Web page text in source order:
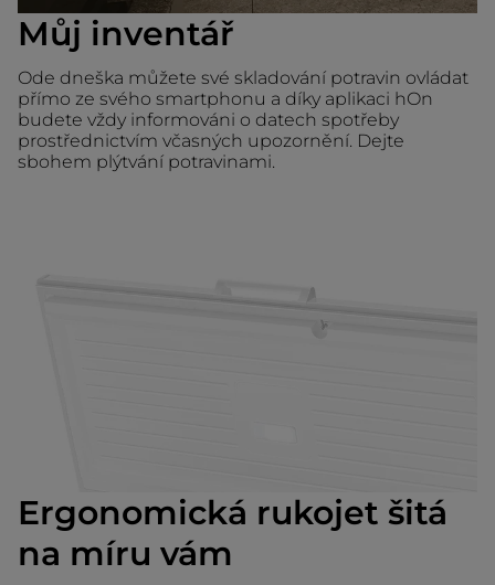
Můj inventář
Ode dneška můžete své skladování potravin ovládat
přímo ze svého smartphonu a díky aplikaci hOn
budete vždy informováni o datech spotřeby
prostřednictvím včasných upozornění. Dejte
sbohem plýtvání potravinami.
Ergonomická rukojet šitá
na míru vám